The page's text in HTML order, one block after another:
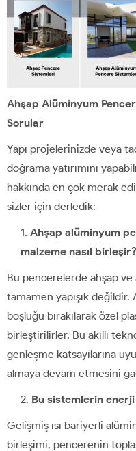
Ahşap Alüminyum
Sorular
Yapı projelerinizde veya
doğrama yatırımını
hakkında en çok merak
sizler için derledik:
Ahşap alüminyum
malzeme nasıl birleşir?
Bu pencerelerde ahşap
tamamen yapışık
boşluğu bırakılarak özel
birleştirilirler. Bu akıllı
genleşme katsayılarına
almaya devam etmesini
Bu sistemlerin enerji
Gelişmiş ısı bariyerli
birleşimi, pencerenin